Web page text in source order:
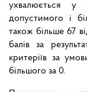
ухвалюється у
допустимого і
також більше 67
балів за
критеріїв за
більшого за 0.